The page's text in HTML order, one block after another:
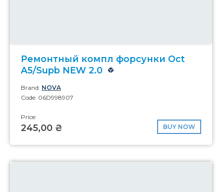
Ремонтный компл форсунки Oct
A5/Supb NEW 2.0
Brand: NOVA
Code: 06D998907
Price:
245,00 ₴ BUY NOW